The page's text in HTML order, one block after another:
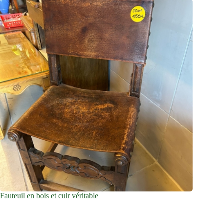
Fauteuil en bois et cuir véritable